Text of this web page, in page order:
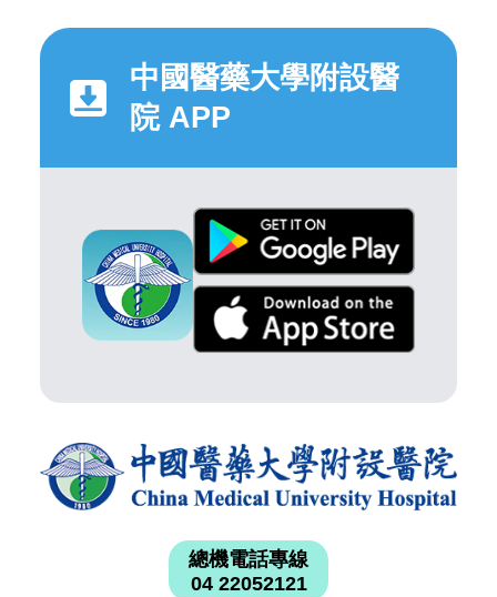
中國醫藥大學附設醫
院 APP
總機電話專線
04 22052121